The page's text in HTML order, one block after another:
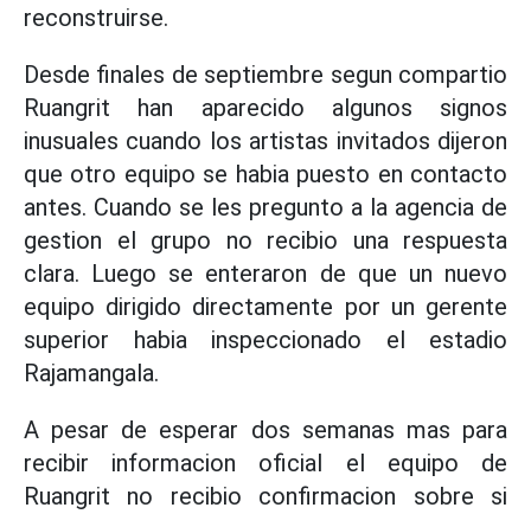
reconstruirse.
Desde finales de septiembre segun compartio
Ruangrit han aparecido algunos signos
inusuales cuando los artistas invitados dijeron
que otro equipo se habia puesto en contacto
antes. Cuando se les pregunto a la agencia de
gestion el grupo no recibio una respuesta
clara. Luego se enteraron de que un nuevo
equipo dirigido directamente por un gerente
superior habia inspeccionado el estadio
Rajamangala.
A pesar de esperar dos semanas mas para
recibir informacion oficial el equipo de
Ruangrit no recibio confirmacion sobre si